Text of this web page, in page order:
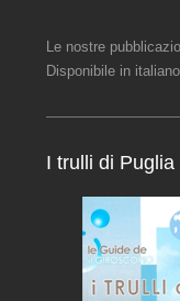
Le nostre
Disponibile in
I trulli di Puglia